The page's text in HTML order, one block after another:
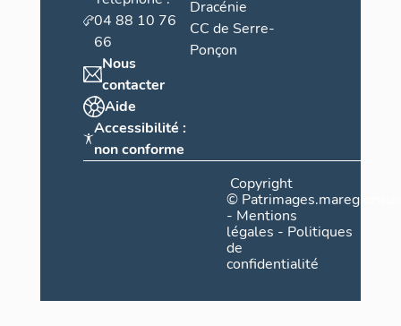
04 88 10 76
66
Nous
contacter
Aide
Accessibilité :
non conforme
Dracénie
CC de Serre-
Ponçon
Copyright
©
- Mentions
légales - Politiques
de
confidentialité